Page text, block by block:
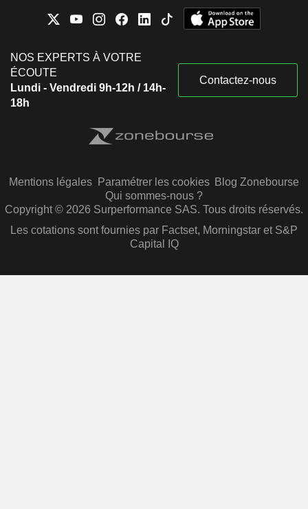
NOS EXPERTS À VOTRE
ÉCOUTE
Lundi - Vendredi 9h-12h / 14h-
18h
Contactez-nous
Mentions légales Paramétrer les cookies Blog Zonebourse
Qui sommes-nous ?
Copyright © 2026 Surperformance SAS. Tous droits réservés.
Les cotations sont fournies par Factset, Morningstar et S&P
Capital IQ